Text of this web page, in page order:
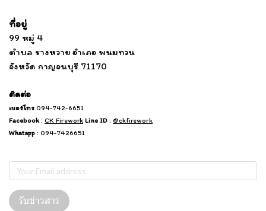
ที่อยู่
99 หมู่ 4
ตำบล รางหวาย อำเภอ พนมทวน
จังหวัด กาญจนบุรี 71170
ติดต่อ
เบอร์โทร 094-742-6651
Facebook: CK Firework Line ID : @ckfirework
Whatapp : 094-7426651
รับข่าวสาร